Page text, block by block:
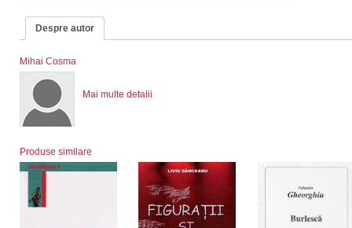
Despre autor
Mihai Cosma
Mai multe detalii
Produse similare